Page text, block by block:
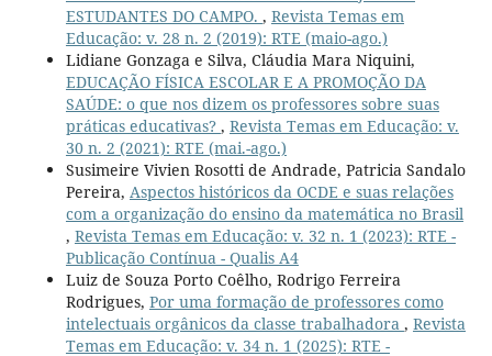
ESTUDANTES DO CAMPO. , Revista Temas em
Educação: v. 28 n. 2 (2019): RTE (maio-ago.)
Lidiane Gonzaga e Silva, Cláudia Mara Niquini,
EDUCAÇÃO FÍSICA ESCOLAR E A PROMOÇÃO DA
SAÚDE: o que nos dizem os professores sobre suas
práticas educativas? , Revista Temas em Educação: v.
30 n. 2 (2021): RTE (mai.-ago.)
Susimeire Vivien Rosotti de Andrade, Patricia Sandalo
Pereira, Aspectos históricos da OCDE e suas relações
com a organização do ensino da matemática no Brasil
, Revista Temas em Educação: v. 32 n. 1 (2023): RTE -
Publicação Contínua - Qualis A4
Luiz de Souza Porto Coêlho, Rodrigo Ferreira
Rodrigues, Por uma formação de professores como
intelectuais orgânicos da classe trabalhadora , Revista
Temas em Educação: v. 34 n. 1 (2025): RTE -